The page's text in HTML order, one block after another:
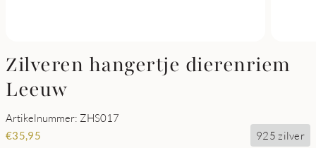
Zilveren hangertje dierenriem
Leeuw
Artikelnummer: ZHS017
€35,95 925 zilver